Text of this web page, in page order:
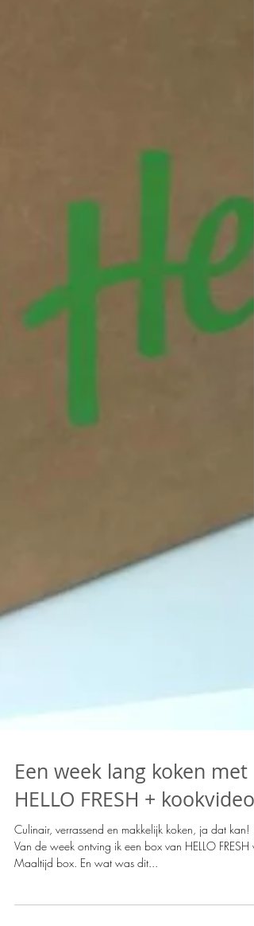
Een week lang koken met
HELLO FRESH + kookvideo
Culinair, verrassend en makkelijk koken, ja dat kan!
Maaltijd box. En wat was dit...